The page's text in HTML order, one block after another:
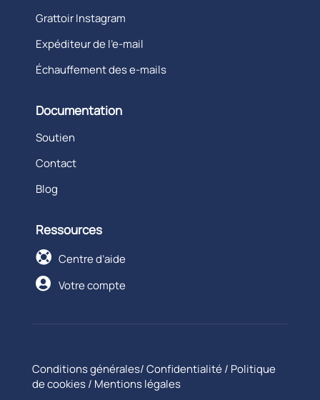
Grattoir Instagram
Expéditeur de l’e-mail
Échauffement des e-mails
Documentation
Soutien
Contact
Blog
Ressources
 Centre d’aide
 Votre compte
Conditions générales/Confidentialité/ Politique
de cookies/ Mentions légales